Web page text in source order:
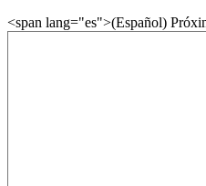
<span lang="es">(Español)